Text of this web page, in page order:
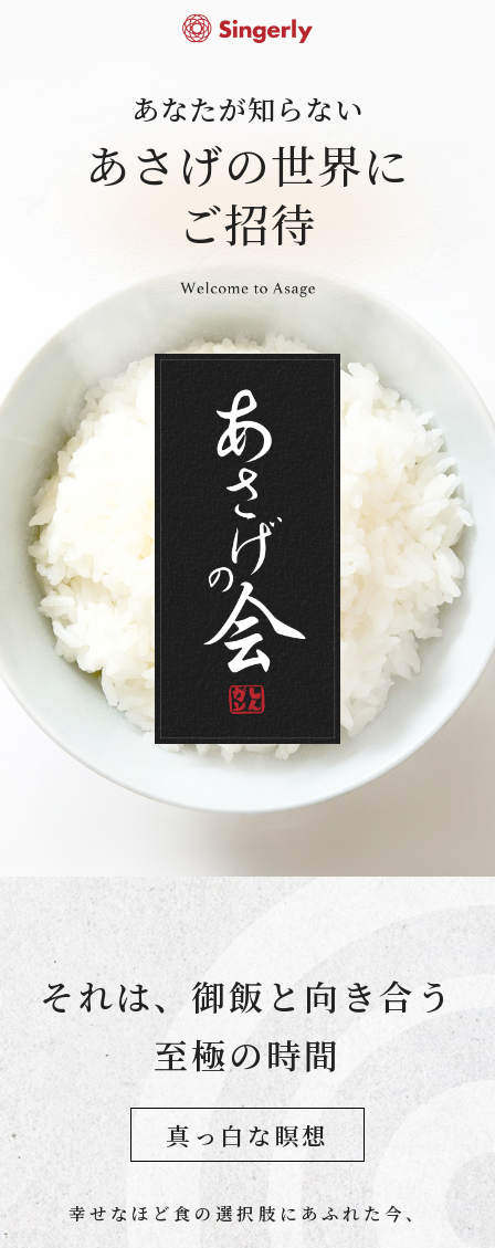
あなたが知らない
あさげの世界に
ご招待
それは、御飯と向き合う
至極の時間
真っ白な瞑想
幸せなほど⾷の選択肢にあふれた今、